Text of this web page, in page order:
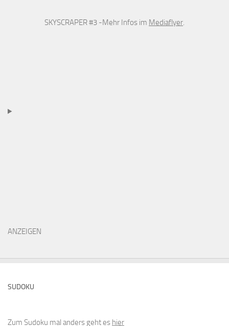
SKYSCRAPER #3 -Mehr Infos im Mediaflyer.
ANZEIGEN
SUDOKU
Zum Sudoku mal anders geht es hier